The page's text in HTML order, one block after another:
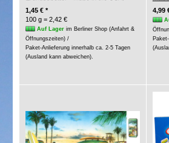
1,45 € *
100 g = 2,42 €
Auf Lagerim Berliner Shop (Anfahrt &
Öffnungszeiten) /
Paket-Anlieferung innerhalb ca. 2-5 Tagen
(Ausland kann abweichen).
4,99